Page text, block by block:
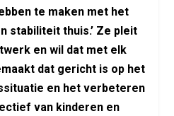
te maken met het
stabiliteit thuis.’ Ze pleit
en wil dat met elk
dat gericht is op het
en het verbeteren
van kinderen en